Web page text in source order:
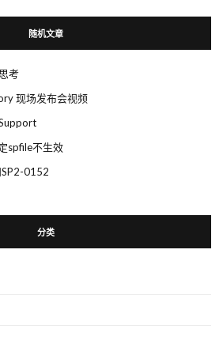
随机文章
考
现场发布会视频
spfile不生效
0152
分类